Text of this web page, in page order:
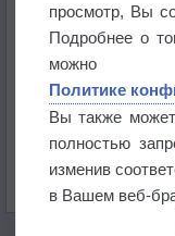
В
бабочек
просмотр, Вы
Подробнее о
Политике
Вы также
полностью
изменив
в Вашем веб-